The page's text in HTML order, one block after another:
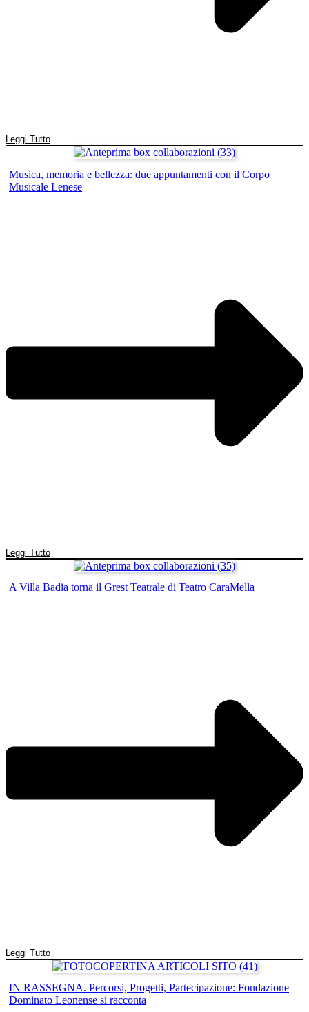
Leggi Tutto
Musica, memoria e bellezza: due appuntamenti con il Corpo
Musicale Lenese
Leggi Tutto
A Villa Badia torna il Grest Teatrale di Teatro CaraMella
Leggi Tutto
IN RASSEGNA. Percorsi, Progetti, Partecipazione: Fondazione
Dominato Leonense si racconta